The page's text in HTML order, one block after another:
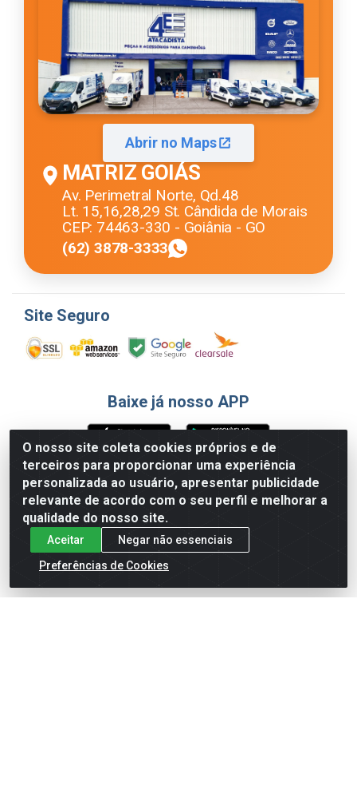
O nosso site coleta cookies próprios e de
terceiros para proporcionar uma experiência
personalizada ao usuário, apresentar publicidade
relevante de acordo com o seu perfil e melhorar a
qualidade do nosso site.
Aceitar
Negar não essenciais
Preferências de Cookies
Abrir no Maps
MATRIZ GOIÁS
Av. Perimetral Norte, Qd.48
Lt. 15,16,28,29 St. Cândida de Morais
CEP: 74463-330 - Goiânia - GO
(62) 3878-3333
Site Seguro
Baixe já nosso APP
Formas de Pagamento